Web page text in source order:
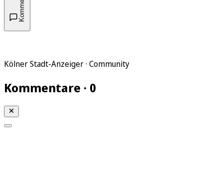
Kölner Stadt-Anzeiger · Community
Kommentare · 0